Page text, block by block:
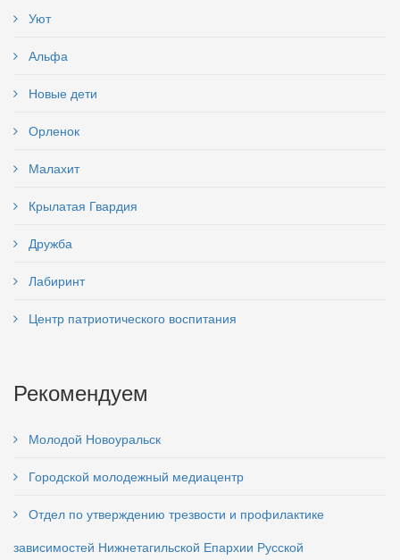
Уют
Альфа
Новые дети
Орленок
Малахит
Крылатая Гвардия
Дружба
Лабиринт
Центр патриотического воспитания
Рекомендуем
Молодой Новоуральск
Городской молодежный медиацентр
Отдел по утверждению трезвости и профилактике
зависимостей Нижнетагильской Епархии Русской